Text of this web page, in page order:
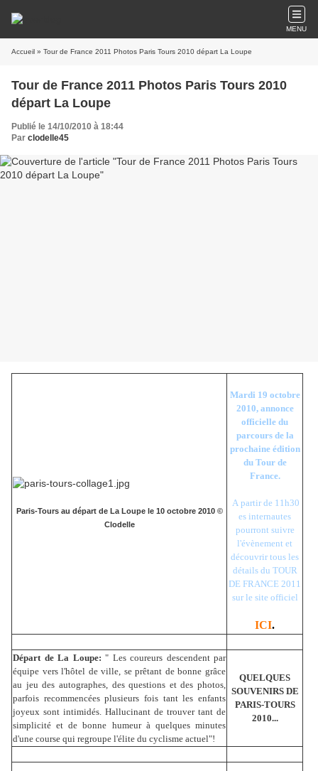
MENU
Accueil » Tour de France 2011 Photos Paris Tours 2010 départ La Loupe
Tour de France 2011 Photos Paris Tours 2010
départ La Loupe
Publié le 14/10/2010 à 18:44
Par clodelle45
Paris-Tours au départ de La Loupe le 10 octobre 2010 ©
Clodelle
Mardi 19 octobre
2010, annonce
officielle du
parcours de la
prochaine édition
du Tour de
France.
A partir de 11h30
es internautes
pourront suivre
l'évènement et
découvrir tous les
détails du TOUR
DE FRANCE 2011
sur le site officiel
ICI.
Départ de La Loupe: " Les coureurs descendent par
équipe vers l'hôtel de ville, se prêtant de bonne grâce
au jeu des autographes, des questions et des photos,
parfois recommencées plusieurs fois tant les enfants
joyeux sont intimidés. Hallucinant de trouver tant de
simplicité et de bonne humeur à quelques minutes
d'une course qui regroupe l'élite du cyclisme actuel"!
QUELQUES
SOUVENIRS DE
PARIS-TOURS
2010...